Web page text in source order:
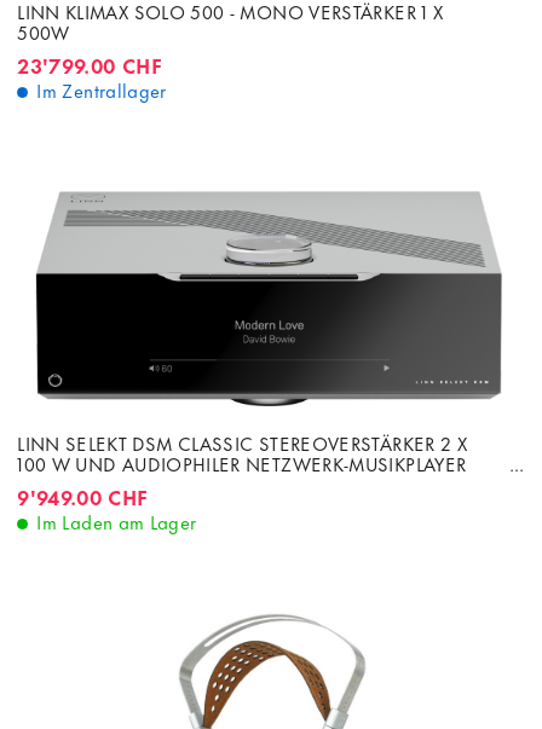
LINN KLIMAX SOLO 500 - MONO VERSTÄRKER 1 X
500W
23'799.00 CHF
Im Zentrallager
LINN SELEKT DSM CLASSIC STEREOVERSTÄRKER 2 X
100 W UND AUDIOPHILER NETZWERK-MUSIKPLAYER
9'949.00 CHF
Im Laden am Lager